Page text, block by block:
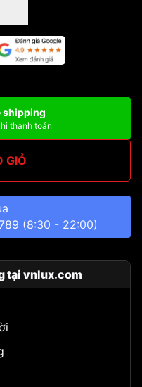
shipping
thanh toán
GIỎ
(8:30 - 22:00)
tại vnlux.com